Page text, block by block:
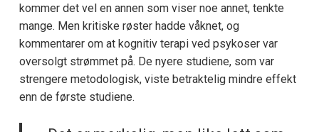
kommer det vel en annen som viser noe annet, tenkte
mange. Men kritiske røster hadde våknet, og
kommentarer om at kognitiv terapi ved psykoser var
oversolgt strømmet på. De nyere studiene, som var
strengere metodologisk, viste betraktelig mindre effekt
enn de første studiene.